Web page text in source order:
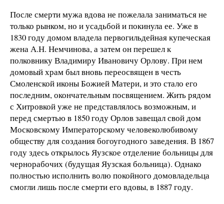
После смерти мужа вдова не пожелала заниматься не
только рынком, но и усадьбой и покинула ее. Уже в
1830 году домом владела первогильдейная купеческая
жена А.Н. Немчинова, а затем он перешел к
полковнику Владимиру Ивановичу Орлову. При нем
домовый храм был вновь переосвящен в честь
Смоленской иконы Божией Матери, и это стало его
последним, окончательным посвящением. Жить рядом
с Хитровкой уже не представлялось возможным, и
перед смертью в 1850 году Орлов завещал свой дом
Московскому Императорскому человеколюбивому
обществу для создания богоугодного заведения. В 1867
году здесь открылось Яузское отделение больницы для
чернорабочих (будущая Яузская больница). Однако
полностью исполнить волю покойного домовладельца
смогли лишь после смерти его вдовы, в 1887 году.